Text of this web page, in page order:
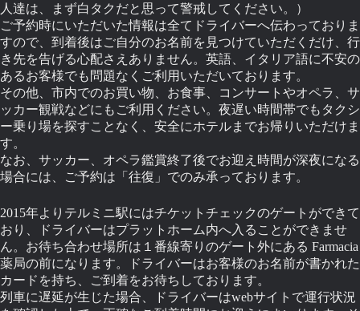
人達は、まず白タクだと思って警戒してください。）
ご予約時にいただいた情報は全てドライバーへ伝わっておりま
すので、到着後はご自分のお名前を見つけていただくだけ、行
き先を告げる心配さえありません。英語、イタリア語に不安の
あるお客様でも問題なくご利用いただいております。
その他、市内でのお買い物、お食事、コンサートやオペラ、サ
ッカー観戦などにもご利用ください。夜遅い時間帯でもタクシ
ー乗り場を探すことなく、安全にホテルまでお帰りいただけま
す。
なお、サッカー、オペラ鑑賞終了後でお迎え時間が深夜になる
場合には、ご予約は「往復」でのみ承っております。
2015年よりテルミニ駅にはチケットチェックのゲートができて
おり、ドライバーはプラットホーム内へ入ることができませ
ん。お待ち合わせ場所は１番線寄りのゲート外にある Farmacia
薬局の前になります。ドライバーはお客様のお名前が書かれた
カードを持ち、ご到着をお待ちしております。
列車に遅延が生じた場合、ドライバーはwebサイトで運行状況